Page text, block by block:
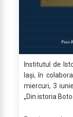
Institutul de
Iași, în
miercuri, 3
„Din istoria